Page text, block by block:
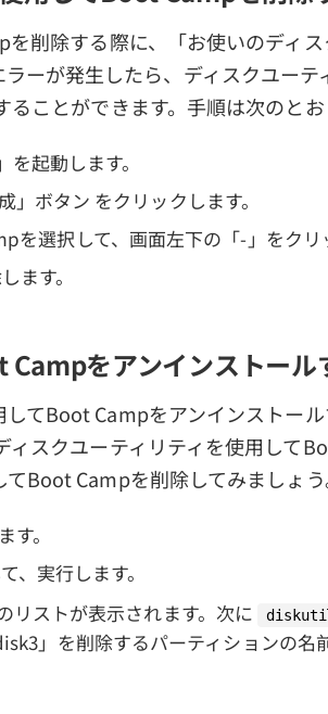
削除する際に、「お使いのディ
ーが発生したら、ディスクユーテ
ことができます。手順は次のとお
起動します。
ボタン をクリックします。
選択して、画面左下の「-」をクリ
ます。
をアンインストール
てBoot Campをアンインストール
スクユーティリティを使用して
Boot Campを削除してみましょう
。
、実行します。
リストが表示されます。次に
」を削除するパーティションの名